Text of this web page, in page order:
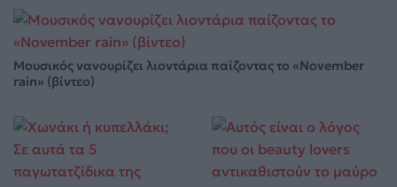
Μουσικός νανουρίζει λιοντάρια παίζοντας το «November
rain» (βίντεο)